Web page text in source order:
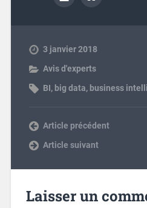
3 janvier 2018
Avis d'experts
BI, big data, business
Previous post
Next post
Laisser un